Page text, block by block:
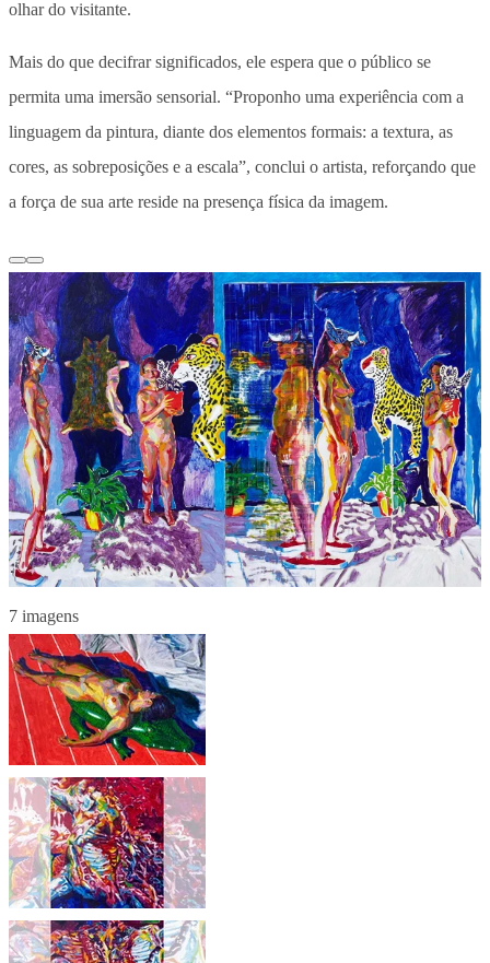
olhar do visitante.
Mais do que decifrar significados, ele espera que o público se
permita uma imersão sensorial. “Proponho uma experiência com a
linguagem da pintura, diante dos elementos formais: a textura, as
cores, as sobreposições e a escala”, conclui o artista, reforçando que
a força de sua arte reside na presença física da imagem.
7 imagens